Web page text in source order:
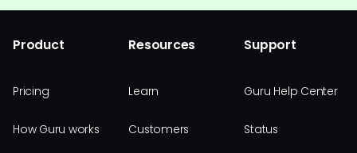
Product
Pricing
How Guru works
Resources
Learn
Customers
Support
Guru Help Center
Status